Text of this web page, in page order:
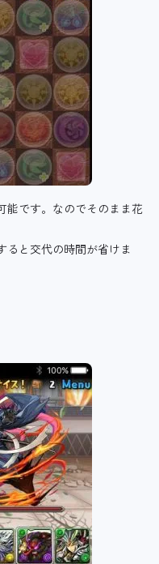
能です。なのでそのまま花
ると交代の時間が省けま